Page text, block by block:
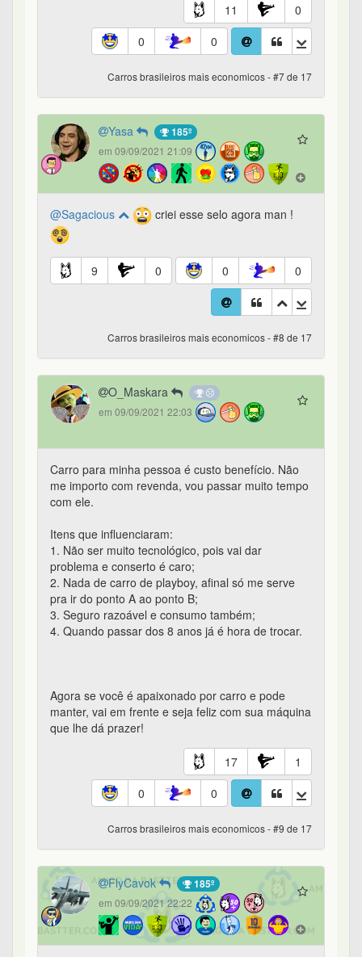
11
0
0
0
Carros brasileiros mais economicos - #7 de 17
Yasa 185º
em 09/09/2021 21:09
@Sagacious criei esse selo agora man !
9 0 0 0
Carros brasileiros mais economicos - #8 de 17
O_Maskara
em 09/09/2021 22:03
Carro para minha pessoa é custo benefício. Não
me importo com revenda, vou passar muito tempo
com ele.
Itens que influenciaram:
1. Não ser muito tecnológico, pois vai dar
problema e conserto é caro;
2. Nada de carro de playboy, afinal só me serve
pra ir do ponto A ao ponto B;
3. Seguro razoável e consumo também;
4. Quando passar dos 8 anos já é hora de trocar.
Agora se você é apaixonado por carro e pode
manter, vai em frente e seja feliz com sua máquina
que lhe dá prazer!
17
1
0
0
Carros brasileiros mais economicos - #9 de 17
FlyCavok 185º
em 09/09/2021 22:22